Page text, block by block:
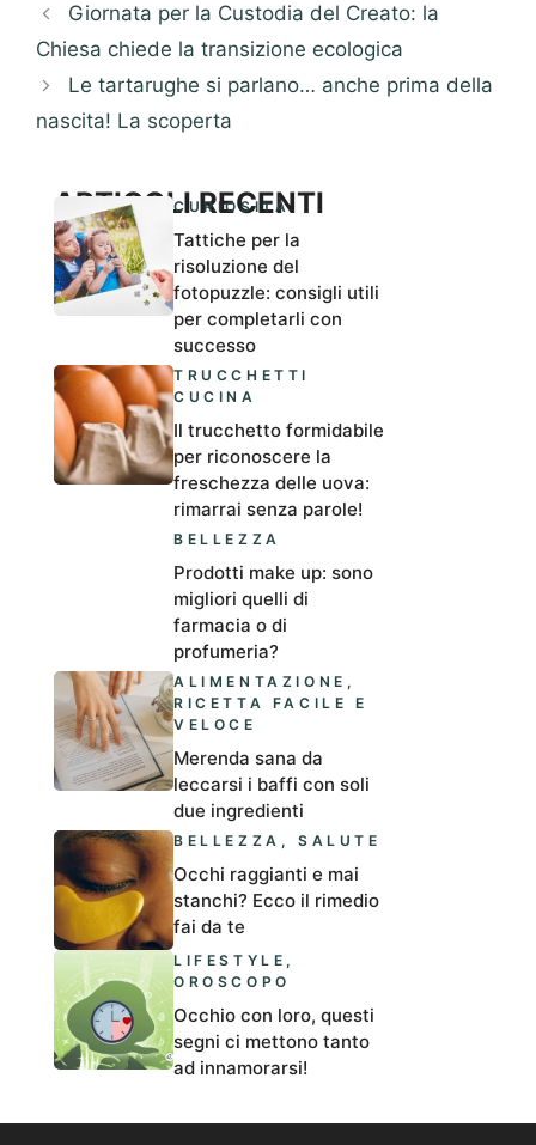
Giornata per la Custodia del Creato: la
Chiesa chiede la transizione ecologica
Le tartarughe si parlano… anche prima della
nascita! La scoperta
ARTICOLI RECENTI
CURIOSITÀ
Tattiche per la
risoluzione del
fotopuzzle: consigli utili
per completarli con
successo
TRUCCHETTI
CUCINA
Il trucchetto formidabile
per riconoscere la
freschezza delle uova:
rimarrai senza parole!
BELLEZZA
Prodotti make up: sono
migliori quelli di
farmacia o di
profumeria?
ALIMENTAZIONE ,
RICETTA FACILE E
VELOCE
Merenda sana da
leccarsi i baffi con soli
due ingredienti
BELLEZZA ,SALUTE
Occhi raggianti e mai
stanchi? Ecco il rimedio
fai da te
LIFESTYLE ,
OROSCOPO
Occhio con loro, questi
segni ci mettono tanto
ad innamorarsi!